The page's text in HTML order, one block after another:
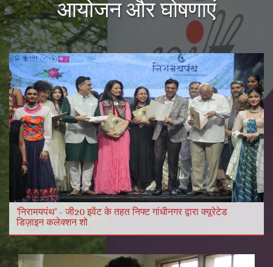
और पढ़ें
और विडियो
आयोजन और घोषणाएं
'निरामयपंथ' - जी20 इवेंट के तहत निफ्ट गांधीनगर द्वारा क्यूरेटेड
डिज़ाइन कलेक्शन शो